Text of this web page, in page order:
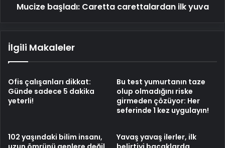
Mucize başladı: Caretta carettalardan ilk yuva
İlgili Makaleler
Ofis çalışanları dikkat:
Günde sadece 5 dakika
yeterli!
Bu test yumurtanın taze
olup olmadığını riske
girmeden çözüyor: Her
seferinde 1 kez uygulayın!
102 yaşındaki bilim insanı,
Yavaş yavaş ilerler, ilk